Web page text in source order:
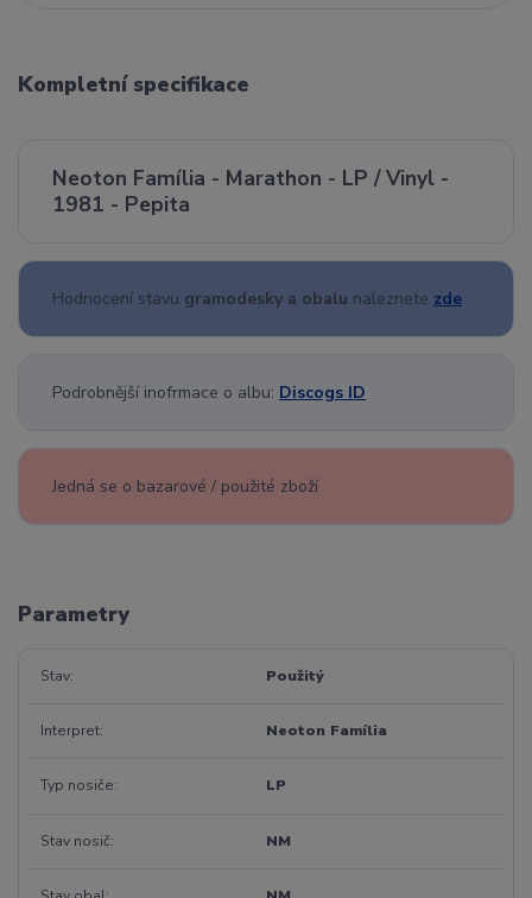
Kompletní specifikace
Neoton Família - Marathon - LP / Vinyl -
1981 - Pepita
Hodnocení stavu gramodesky a obalu naleznete zde
Podrobnější inofrmace o albu: Discogs ID
Jedná se o bazarové / použité zboží
Parametry
Stav Použitý
Interpret Neoton Família
Typ nosiče LP
Stav nosič NM